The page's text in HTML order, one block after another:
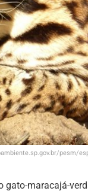
pesm/
maracajá-